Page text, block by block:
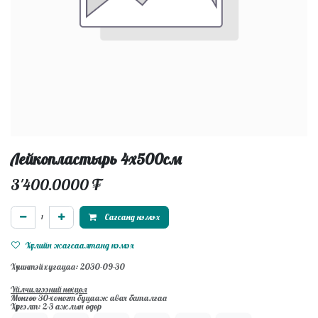
Лейкопластырь 4х500см
3'400.0000₮
Сагсанд нэмэх
Хүслийн жагсаалтанд нэмэх
Хүчинтэй хугацаа: 2030-09-30
Үйлчилгээний нөхцөл
Мөнгөө 30-хоногт буцааж авах баталгаа
Хүргэлт: 2-3 ажлын өдөр